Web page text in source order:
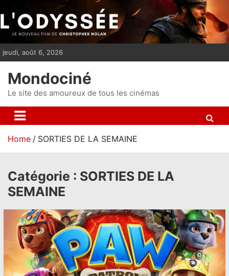
i
p
t
n
t
jeudi, août 6, 2026
Mondociné
Le site des amoureux de tous les cinémas
Home SORTIES DE LA SEMAINE
Catégorie : SORTIES DE LA
SEMAINE